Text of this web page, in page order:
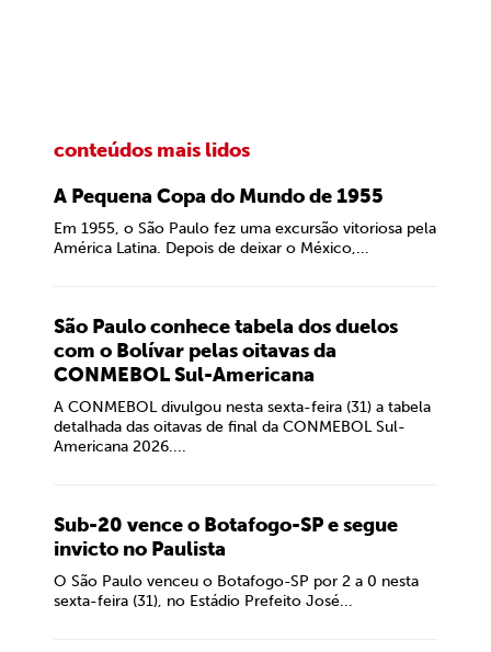
conteúdos mais lidos
A Pequena Copa do Mundo de 1955
Em 1955, o São Paulo fez uma excursão vitoriosa pela
América Latina. Depois de deixar o México,...
São Paulo conhece tabela dos duelos
com o Bolívar pelas oitavas da
CONMEBOL Sul-Americana
A CONMEBOL divulgou nesta sexta-feira (31) a tabela
detalhada das oitavas de final da CONMEBOL Sul-
Americana 2026....
Sub-20 vence o Botafogo-SP e segue
invicto no Paulista
O São Paulo venceu o Botafogo-SP por 2 a 0 nesta
sexta-feira (31), no Estádio Prefeito José...